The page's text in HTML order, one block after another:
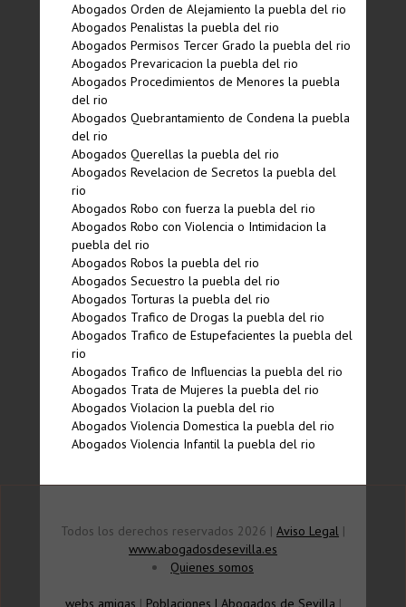
Abogados Orden de Alejamiento la puebla del rio
Abogados Penalistas la puebla del rio
Abogados Permisos Tercer Grado la puebla del rio
Abogados Prevaricacion la puebla del rio
Abogados Procedimientos de Menores la puebla
del rio
Abogados Quebrantamiento de Condena la puebla
del rio
Abogados Querellas la puebla del rio
Abogados Revelacion de Secretos la puebla del
rio
Abogados Robo con fuerza la puebla del rio
Abogados Robo con Violencia o Intimidacion la
puebla del rio
Abogados Robos la puebla del rio
Abogados Secuestro la puebla del rio
Abogados Torturas la puebla del rio
Abogados Trafico de Drogas la puebla del rio
Abogados Trafico de Estupefacientes la puebla del
rio
Abogados Trafico de Influencias la puebla del rio
Abogados Trata de Mujeres la puebla del rio
Abogados Violacion la puebla del rio
Abogados Violencia Domestica la puebla del rio
Abogados Violencia Infantil la puebla del rio
Todos los derechos reservados 2026 | Aviso Legal |
www.abogadosdesevilla.es
Quienes somos
webs amigas | Poblaciones | Abogados de Sevilla |